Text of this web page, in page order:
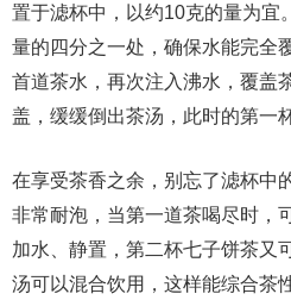
置于滤杯中，以约10克的量为宜
量的四分之一处，确保水能完全
首道茶水，再次注入沸水，覆盖
盖，缓缓倒出茶汤，此时的第一
在享受茶香之余，别忘了滤杯中
非常耐泡，当第一道茶喝尽时，
加水、静置，第二杯七子饼茶又
汤可以混合饮用，这样能综合茶